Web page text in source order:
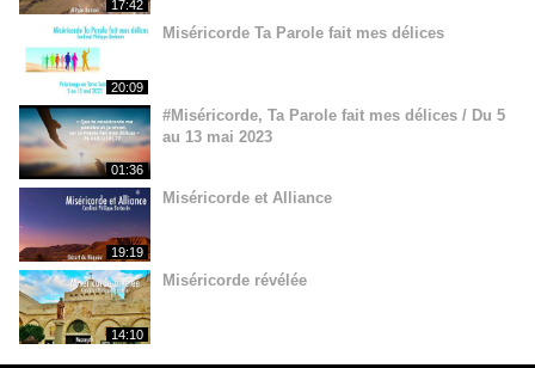
17:42
20:09
Miséricorde Ta Parole fait mes délices
01:36
#Miséricorde, Ta Parole fait mes délices / Du 5
au 13 mai 2023
19:19
Miséricorde et Alliance
14:10
Miséricorde révélée